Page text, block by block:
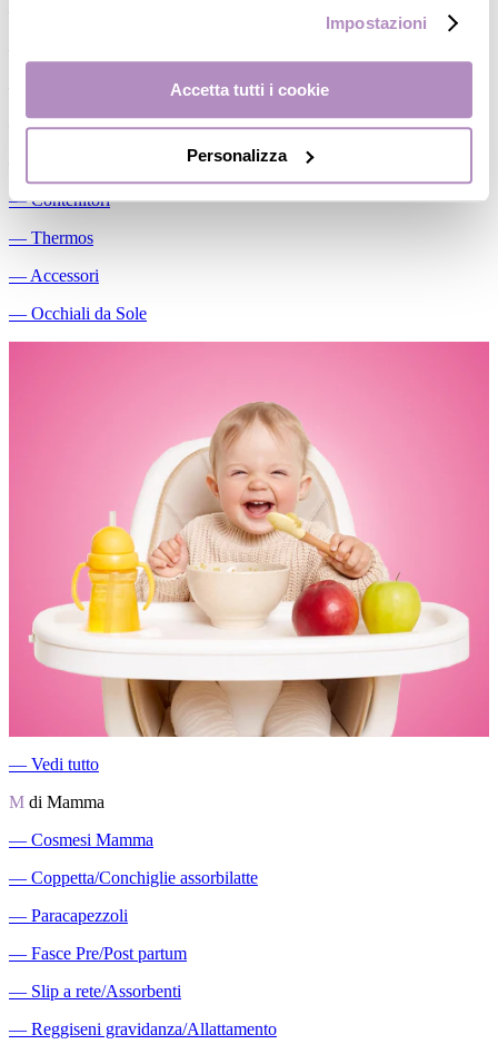
Impostazioni
Accetta tutti i cookie
Personalizza
―Posate/Cucchiai
―Contenitori
― Thermos
― Accessori
― Occhiali da Sole
― Vedi tutto
M di Mamma
― Cosmesi Mamma
― Coppetta/Conchiglie assorbilatte
― Paracapezzoli
― Fasce Pre/Post partum
― Slip a rete/Assorbenti
― Reggiseni gravidanza/Allattamento